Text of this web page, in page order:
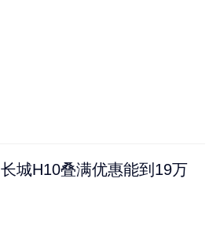
城H10叠满优惠能到19万